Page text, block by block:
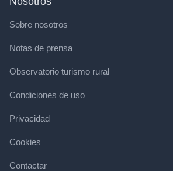
Sobre nosotros
Notas de prensa
Observatorio turismo rural
Condiciones de uso
Privacidad
Cookies
Contactar